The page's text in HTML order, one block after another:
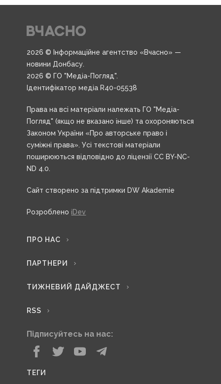
2026 © Інформаційне агентство «Вчасно» —
новини Донбасу.
2026 © ГО "Медіа-Погляд".
Ідентифікатор медіа R40-05538
Права на всі матеріали належать ГО "Медіа-
Погляд" (якщо не вказано інше) та охороняються
Законом України «Про авторське право і
суміжні права». Усі текстові матеріали
поширюються відповідно до ліцензії CC BY-NC-
ND 4.0.
Сайт створено за підтримки DW Akademie
Розроблено iDev
ПРО НАС
ПАРТНЕРИ
ТИЖНЕВИЙ ДАЙДЖЕСТ
RSS
Підписуйтесь на нас:
ТЕГИ